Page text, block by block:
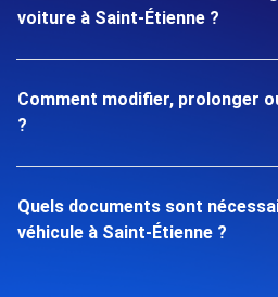
voiture à Saint-Étienne ?
Comment modifier, prolonger
?
Quels documents sont
véhicule à Saint-Étienne ?